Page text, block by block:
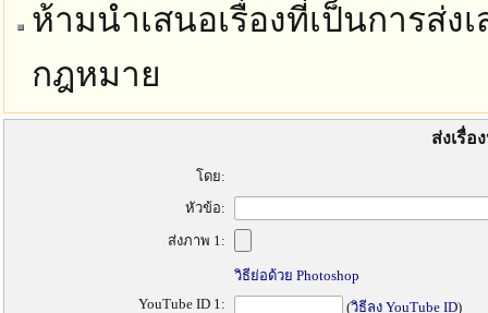
ห้ามนำเสนอเรื่องที่เป็นการส่ง
กฎหมาย
ส่งเรื่อ
โดย:
หัวข้อ:
ส่งภาพ 1:
วิธีย่อด้วย Photoshop
YouTube ID 1:
(วิธีลง YouTube ID)